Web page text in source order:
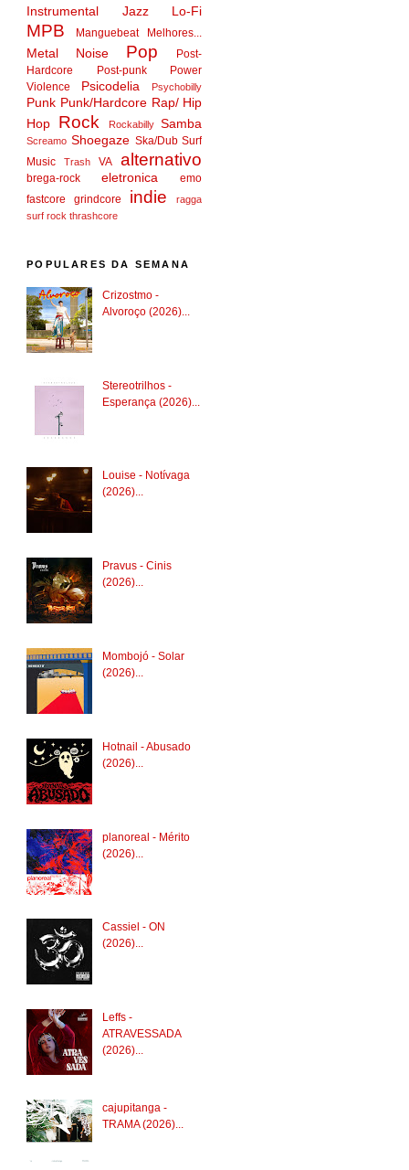
Instrumental Jazz Lo-Fi
MPB Manguebeat Melhores...
Metal Noise Pop
Post-
Hardcore
Post-punk
Power
Violence
Psicodelia Psychobilly
Punk Punk/Hardcore Rap/ Hip
Hop
Rock Rockabilly Samba
Screamo Shoegaze Ska/Dub Surf
Music
Trash VA alternativo
brega-rock eletronica
emo
fastcore
grindcore indie
ragga
surf rock thrashcore
POPULARES DA SEMANA
Crizostmo -
Alvoroço (2026)...
Stereotrilhos -
Esperança (2026)...
Louise - Notívaga
(2026)...
Pravus - Cinis
(2026)...
Mombojó - Solar
(2026)...
Hotnail - Abusado
(2026)...
planoreal - Mérito
(2026)...
Cassiel - ON
(2026)...
Leffs -
ATRAVESSADA
(2026)...
cajupitanga -
TRAMA (2026)...